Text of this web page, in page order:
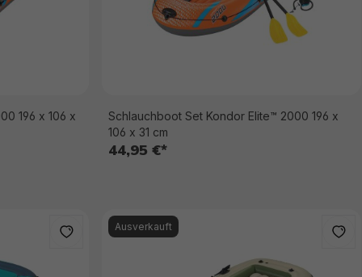
196 x 106 x
Schlauchboot Set Kondor Elite™ 2000 196 x
106 x 31 cm
44,95 €*
Ausverkauft